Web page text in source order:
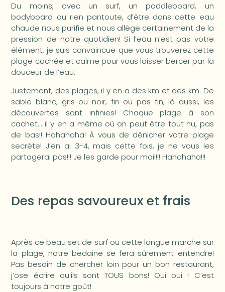
Du moins, avec un surf, un paddleboard, un
bodyboard ou rien pantoute, d’être dans cette eau
chaude nous purifie et nous allège certainement de la
pression de notre quotidien! Si l’eau n’est pas votre
élément, je suis convaincue que vous trouverez cette
plage cachée et calme pour vous laisser bercer par la
douceur de l’eau.
Justement, des plages, il y en a des km et des km. De
sable blanc, gris ou noir, fin ou pas fin, là aussi, les
découvertes sont infinies! Chaque plage à son
cachet… il y en a même où on peut être tout nu, pas
de bas!! Hahahaha! À vous de dénicher votre plage
secrète! J’en ai 3-4, mais cette fois, je ne vous les
partagerai pas!!! Je les garde pour moi!!!! Hahahaha!!!
Des repas savoureux et frais
Après ce beau set de surf ou cette longue marche sur
la plage, notre bedaine se fera sûrement entendre!
Pas besoin de chercher loin pour un bon restaurant,
j’ose écrire qu’ils sont TOUS bons! Oui oui ! C’est
toujours à notre goût!